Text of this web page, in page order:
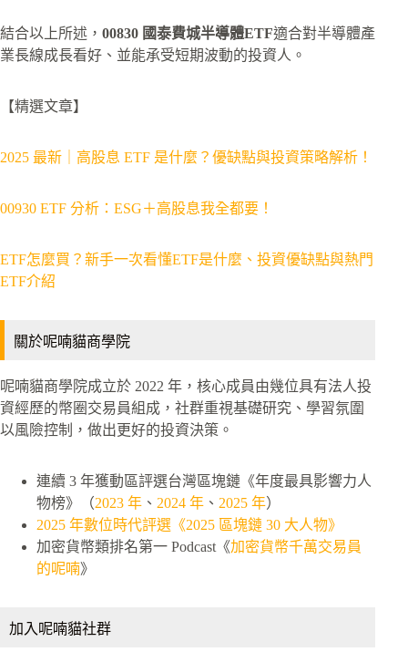
結合以上所述， 00830 國泰費城半導體ETF適合對半導體產
業長線成長看好、並能承受短期波動的投資人。
【精選文章】
2025 最新｜高股息 ETF 是什麼？優缺點與投資策略解析！
00930 ETF 分析：ESG＋高股息我全都要！
ETF怎麼買？新手一次看懂ETF是什麼、投資優缺點與熱門
ETF介紹
關於呢喃貓商學院
呢喃貓商學院成立於 2022 年，核心成員由幾位具有法人投
資經歷的幣圈交易員組成，社群重視基礎研究、學習氛圍
以風險控制，做出更好的投資決策。
連續 3 年獲動區評選台灣區塊鏈《年度最具影響力人
物榜》（2023 年 、 2024 年 、 2025 年）
2025 年數位時代評選《2025 區塊鏈 30 大人物》
加密貨幣類排名第一 Podcast《加密貨幣千萬交易員
的呢喃》
加入呢喃貓社群